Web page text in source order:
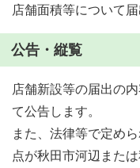
店舗面積等について
公告・縦覧
店舗新設等の届出の
て公告します。
また、法律等で定め
点が秋田市河辺また